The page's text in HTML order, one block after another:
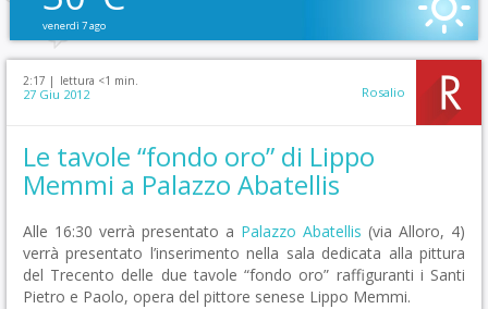
venerdì 7 ago
2:17 | lettura <1 min.
27 Giu 2012 Rosalio
Le tavole “fondo oro” di Lippo
Memmi a Palazzo Abatellis
Alle 16:30 verrà presentato a Palazzo Abatellis (via Alloro, 4)
verrà presentato l’inserimento nella sala dedicata alla pittura
del Trecento delle due tavole “fondo oro” raffiguranti i Santi
Pietro e Paolo, opera del pittore senese Lippo Memmi.